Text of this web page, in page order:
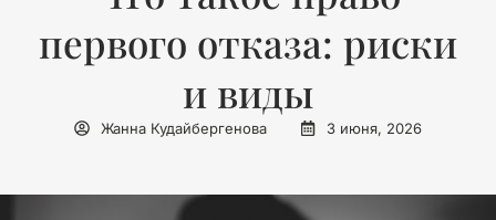
первого отказа: риски
и виды
Жанна Кудайбергенова 3 июня, 2026